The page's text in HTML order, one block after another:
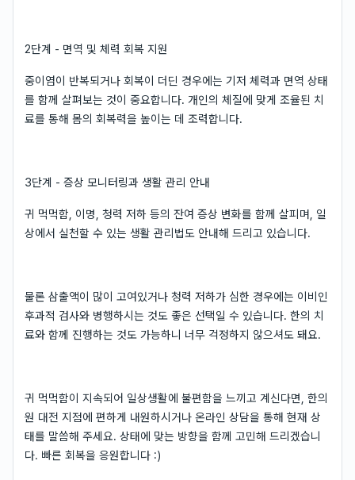
2단계 - 면역 및 체력 회복 지원
중이염이 반복되거나 회복이 더딘 경우에는 기저 체력과 면역 상태
를 함께 살펴보는 것이 중요합니다. 개인의 체질에 맞게 조율된 치
료를 통해 몸의 회복력을 높이는 데 조력합니다.
3단계 - 증상 모니터링과 생활 관리 안내
귀 먹먹함, 이명, 청력 저하 등의 잔여 증상 변화를 함께 살피며, 일
상에서 실천할 수 있는 생활 관리법도 안내해 드리고 있습니다.
물론 삼출액이 많이 고여있거나 청력 저하가 심한 경우에는 이비인
후과적 검사와 병행하시는 것도 좋은 선택일 수 있습니다. 한의 치
료와 함께 진행하는 것도 가능하니 너무 걱정하지 않으셔도 돼요.
귀 먹먹함이 지속되어 일상생활에 불편함을 느끼고 계신다면, 한의
원 대전 지점에 편하게 내원하시거나 온라인 상담을 통해 현재 상
태를 말씀해 주세요. 상태에 맞는 방향을 함께 고민해 드리겠습니
다. 빠른 회복을 응원합니다 :)